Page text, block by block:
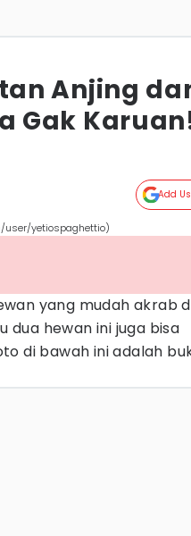
Anjing
Gak
Add
user/yetiospaghettio)
yang mudah akrab
dua hewan ini juga bisa
di bawah ini adalah